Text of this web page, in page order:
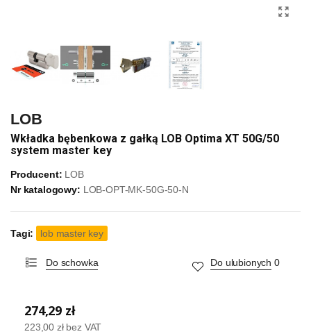
LOB
Wkładka bębenkowa z gałką LOB Optima XT 50G/50
system master key
Producent: LOB
Nr katalogowy: LOB-OPT-MK-50G-50-N
Tagi: lob master key
Do schowka Do ulubionych 0
274,29 zł
223,00 zł bez VAT